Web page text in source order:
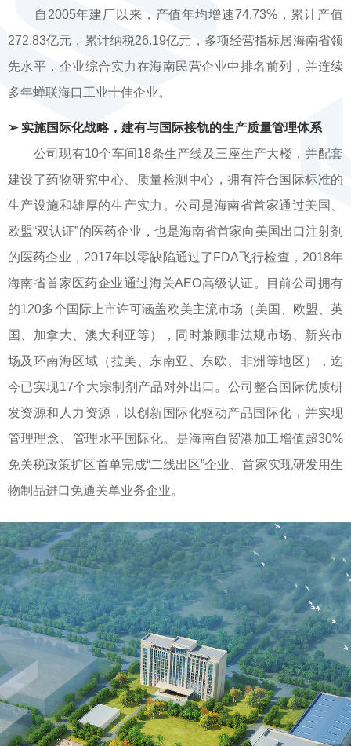
自2005年建厂以来，产值年均增速74.73%，累计产值
272.83亿元，累计纳税26.19亿元，多项经营指标居海南省领
先水平，企业综合实力在海南民营企业中排名前列，并连续
多年蝉联海口工业十佳企业。
➢ 实施国际化战略，建有与国际接轨的生产质量管理体系
公司现有10个车间18条生产线及三座生产大楼，并配套
建设了药物研究中心、质量检测中心，拥有符合国际标准的
生产设施和雄厚的生产实力。公司是海南省首家通过美国、
欧盟“双认证”的医药企业，也是海南省首家向美国出口注射剂
的医药企业，2017年以零缺陷通过了FDA飞行检查，2018年
海南省首家医药企业通过海关AEO高级认证。目前公司拥有
的120多个国际上市许可涵盖欧美主流市场（美国、欧盟、英
国、加拿大、澳大利亚等），同时兼顾非法规市场、新兴市
场及环南海区域（拉美、东南亚、东欧、非洲等地区），迄
今已实现17个大宗制剂产品对外出口。公司整合国际优质研
发资源和人力资源，以创新国际化驱动产品国际化，并实现
管理理念、管理水平国际化。是海南自贸港加工增值超30%
免关税政策扩区首单完成“二线出区”企业、首家实现研发用生
物制品进口免通关单业务企业。